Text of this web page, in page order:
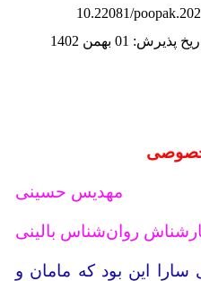
10.22081/
پذیرش: 01 بهمن 1402
مهدیس حسینی
روان‌شناس بالینی
سارا این بود که مامان و